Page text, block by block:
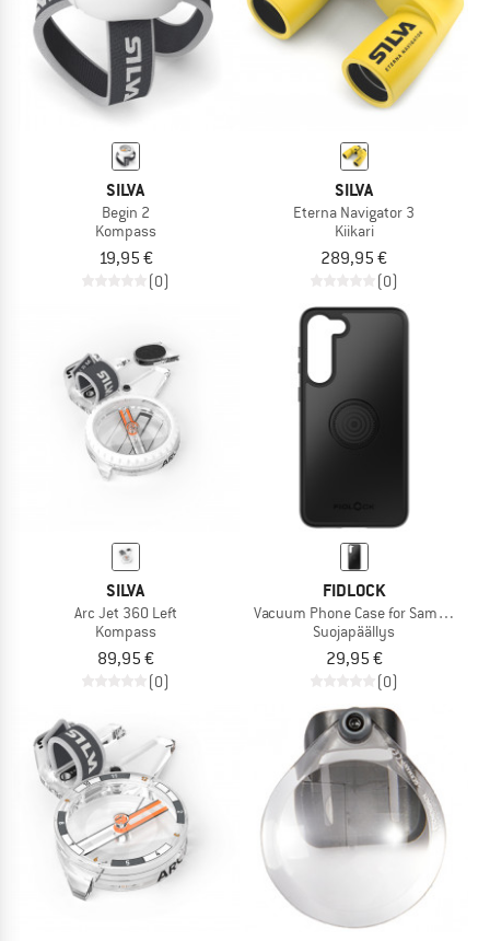
SILVA
Begin 2
Kompass
19,95 €
(0)
SILVA
Eterna Navigator 3
Kiikari
289,95 €
(0)
SILVA
Arc Jet 360 Left
Kompass
89,95 €
(0)
FIDLOCK
Vacuum Phone Case for Samsung
Suojapäällys
29,95 €
(0)